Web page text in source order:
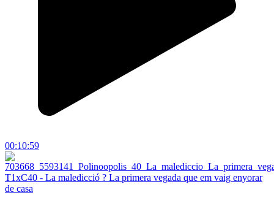
00:10:59
T1xC40 - La maledicció ? La primera vegada que em vaig enyorar
de casa